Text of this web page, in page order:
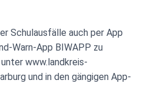
Schulausfälle auch per App
Warn-App BIWAPP zu
www.landkreis-
und in den gängigen App-